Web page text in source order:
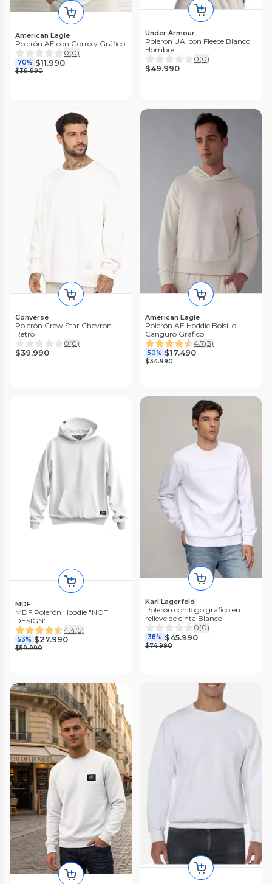
American Eagle
Polerón AE con Gorro y Gráfico
0(0)
70% $11.990
$39.990
Under Armour
Poleron UA Icon Fleece Blanco
Hombre
0(0)
$49.990
Converse
Polerón Crew Star Chevron
Retro
0(0)
$39.990
American Eagle
Polerón AE Hoddie Bolsillo
Canguro Gráfico
4.7(3)
50% $17.490
$34.990
MDF
MDF Polerón Hoodie "NOT
DESIGN"
4.4(5)
53% $27.990
$59.990
Karl Lagerfeld
Polerón con logo gráfico en
relieve de cinta Blanco
0(0)
38% $45.990
$74.990